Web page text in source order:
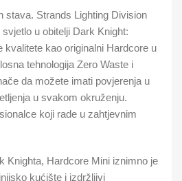
stava. Strands Lighting Division
u obitelji Dark Knight:
kvalitete kao originalni Hardcore u
tehnologija Zero Waste i
da možete imati povjerenja u
u svakom okruženju.
koji rade u zahtjevnim
Knighta, Hardcore Mini iznimno je
kućište i izdržljivi